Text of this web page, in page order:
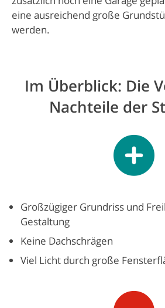
eine ausreichend große
werden.
Im Überblick: Die
Nachteile der
Großzügiger Grundriss und
Gestaltung
Keine Dachschrägen
Viel Licht durch große